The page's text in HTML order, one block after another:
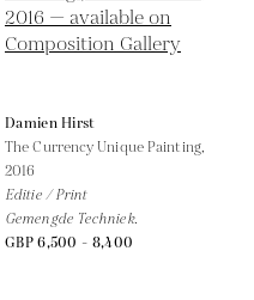
Damien Hirst
The Currency Unique Painting,
2016
Editie / Print
Gemengde Techniek.
GBP 6,500 - 8,400